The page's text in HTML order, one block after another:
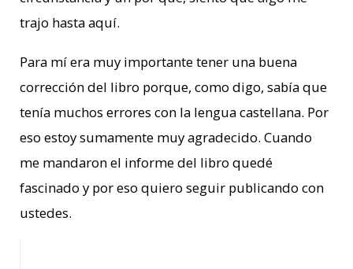
trajo hasta aquí.
Para mí era muy importante tener una buena
corrección del libro porque, como digo, sabía que
tenía muchos errores con la lengua castellana. Por
eso estoy sumamente muy agradecido. Cuando
me mandaron el informe del libro quedé
fascinado y por eso quiero seguir publicando con
ustedes.